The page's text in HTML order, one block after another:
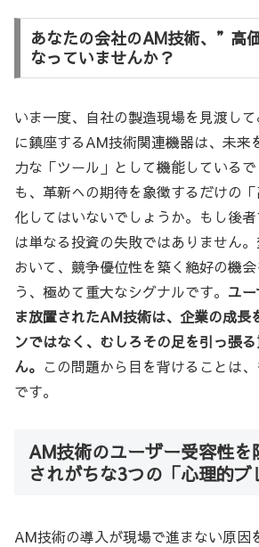
あなたの会社のAM技術、”高
なっていませんか？
いま一度、自社の製造現場を見渡し
に鎮座するAM技術関連機器は、未来
力な「ツール」として機能している
も、革新への期待を象徴するだけの
化してはいないでしょうか。もし後
は単なる投資の失敗ではありません
おいて、競争優位性を築く絶好の機
う、極めて重大なシグナルです。 ユ
ま放置されたAM技術は、企業の成長
ンではなく、むしろその足を引っ張
ん。 この問題から目を背けることは
です。
AM技術のユーザー受容性を
されがちな3つの「心理的ブ
AM技術の導入が現場で進まない原因